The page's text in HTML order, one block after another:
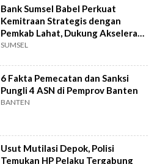
Bank Sumsel Babel Perkuat
Kemitraan Strategis dengan
Pemkab Lahat, Dukung Akselerasi
Ekonomi Daerah
SUMSEL
6 Fakta Pemecatan dan Sanksi
Pungli 4 ASN di Pemprov Banten
BANTEN
Usut Mutilasi Depok, Polisi
Temukan HP Pelaku Tergabung